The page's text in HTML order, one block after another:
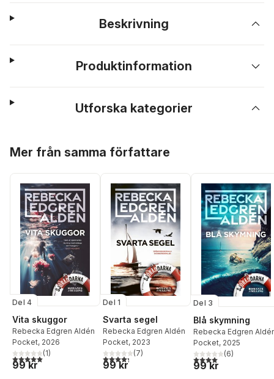
Beskrivning
Produktinformation
Utforska kategorier
Mer från samma författare
Del 4
Vita skuggor
Rebecka Edgren Aldén
Pocket, 2026
5,0utav 5 stjärnor. Totalt antal röster:
(1)
99 kr
Del 1
Svarta segel
Rebecka Edgren Aldén
Pocket, 2023
4,3utav 5 stjärnor. Totalt antal röster:
(7)
99 kr
Del 3
Blå skymning
Rebecka Edgren
Pocket, 2025
4,0utav 5 stjärnor.
(6)
99 kr